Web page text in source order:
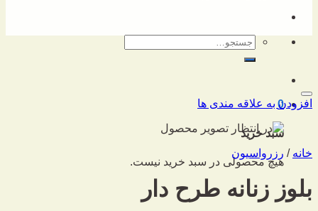
جستجو
برای:
0
سبد خرید
هیچ محصولی در سبد خرید نیست.
افزودن به علاقه مندی ها
خانه / رزرواسیون
بلوز زنانه طرح دار